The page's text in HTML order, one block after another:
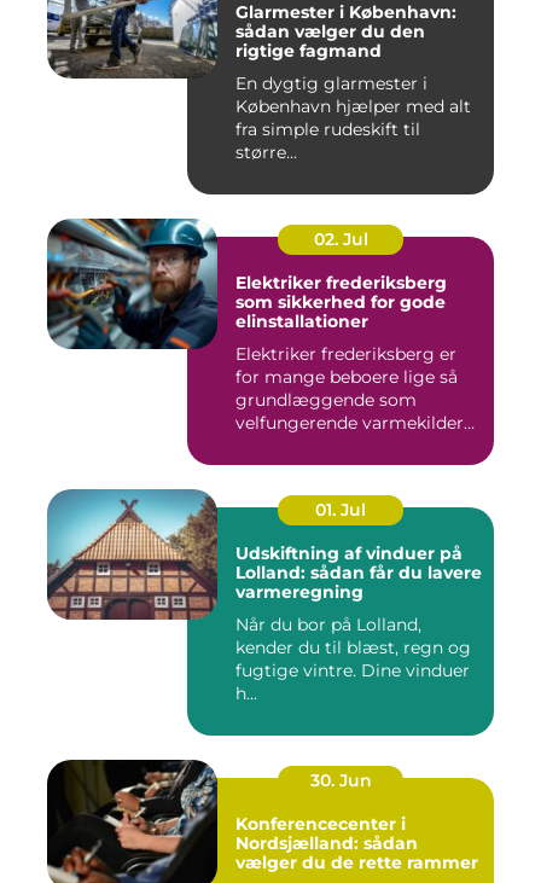
Glarmester i København:
sådan vælger du den
rigtige fagmand
En dygtig glarmester i
København hjælper med alt
fra simple rudeskift til
større...
02. Jul
Elektriker frederiksberg
som sikkerhed for gode
elinstallationer
Elektriker frederiksberg er
for mange beboere lige så
grundlæggende som
velfungerende varmekilder
01. Jul
Udskiftning af vinduer på
Lolland: sådan får du lavere
varmeregning
Når du bor på Lolland,
kender du til blæst, regn og
fugtige vintre. Dine vinduer
h...
30. Jun
Konferencecenter i
Nordsjælland: sådan
vælger du de rette rammer